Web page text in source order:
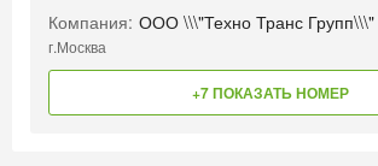
Компания: ООО \\\"Техно Транс Групп\\\"
г.Москва
+7 ПОКАЗАТЬ НОМЕР